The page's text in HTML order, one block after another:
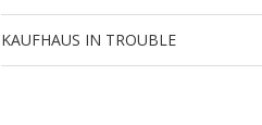
KAUFHAUS IN TROUBLE